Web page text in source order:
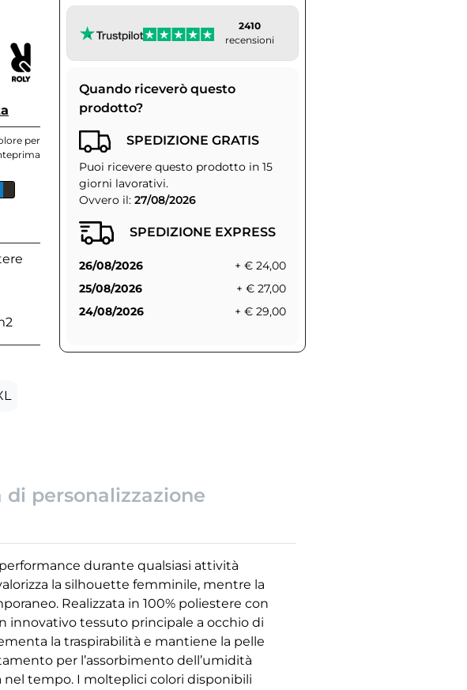
per
2410
recensioni
Quando riceverò questo
prodotto?
SPEDIZIONE GRATIS
Puoi ricevere questo prodotto in 15
giorni lavorativi.
Ovvero il: 27/08/2026
SPEDIZIONE EXPRESS
26/08/2026
+ € 24,00
25/08/2026
+ € 27,00
24/08/2026
+ € 29,00
di personalizzazione
durante qualsiasi attività
la silhouette femminile, mentre la
Realizzata in 100% poliestere con
innovativo tessuto principale a occhio di
la traspirabilità e mantiene la pelle
per l’assorbimento dell’umidità
nel tempo. I molteplici colori disponibili